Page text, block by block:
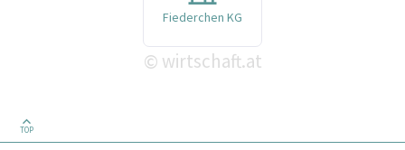
Fiederchen KG
© wirtschaft.at
TOP